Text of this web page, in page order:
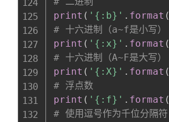
print ( '{:b}' . format (
# 十六进制（a~f是小写）
print ( '{:x}' . format (
# 十六进制（A~F是大写）
print ( '{:X}' . format (
# 浮点数
print ( '{:f}' . format (
# 使用逗号作为千位分隔符